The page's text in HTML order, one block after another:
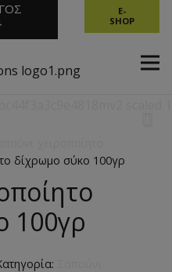
E-
SHOP
δίχρωμο σύκο 100γρ
100γρ